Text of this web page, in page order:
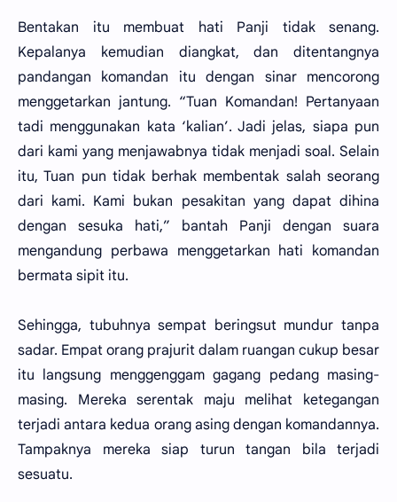
Bentakan itu membuat hati Panji tidak senang.
Kepalanya kemudian diangkat, dan ditentangnya
pandangan komandan itu dengan sinar mencorong
menggetarkan jantung. “Tuan Komandan! Pertanyaan
tadi menggunakan kata ‘kalian’. Jadi jelas, siapa pun
dari kami yang menjawabnya tidak menjadi soal. Selain
itu, Tuan pun tidak berhak membentak salah seorang
dari kami. Kami bukan pesakitan yang dapat dihina
dengan sesuka hati,” bantah Panji dengan suara
mengandung perbawa menggetarkan hati komandan
bermata sipit itu.
Sehingga, tubuhnya sempat beringsut mundur tanpa
sadar. Empat orang prajurit dalam ruangan cukup besar
itu langsung menggenggam gagang pedang masing-
masing. Mereka serentak maju melihat ketegangan
terjadi antara kedua orang asing dengan komandannya.
Tampaknya mereka siap turun tangan bila terjadi
sesuatu.